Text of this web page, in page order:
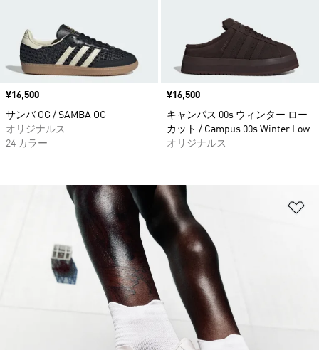
価格
¥16,500
サンバ OG / SAMBA OG
オリジナルス
24 カラー
価格
¥16,500
キャンパス 00s ウィンター ロー
カット / Campus 00s Winter Low
オリジナルス